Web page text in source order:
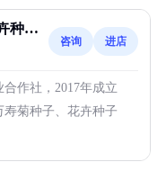
种植
咨询 进店
作社，2017年成立
菊种子、花卉种子